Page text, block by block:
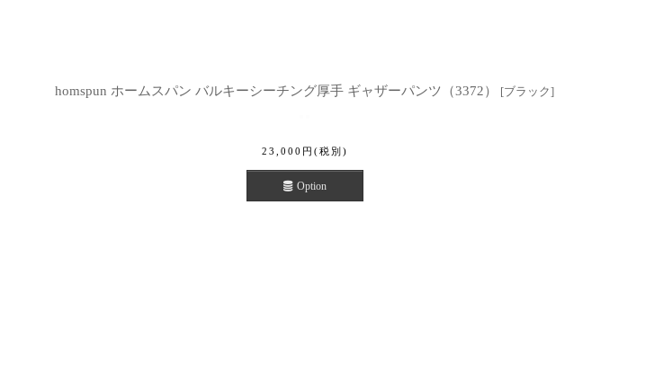
homspun ホームスパン バルキーシーチング厚手 ギャザーパンツ（3372） [ブラック]
23,000 円 (税別)
Option